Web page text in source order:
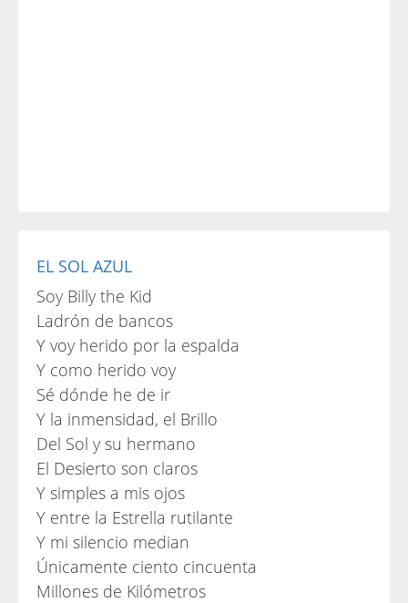
EL SOL AZUL
Soy Billy the Kid
Ladrón de bancos
Y voy herido por la espalda
Y como herido voy
Sé dónde he de ir
Y la inmensidad, el Brillo
Del Sol y su hermano
El Desierto son claros
Y simples a mis ojos
Y entre la Estrella rutilante
Y mi silencio median
Únicamente ciento cincuenta
Millones de Kilómetros